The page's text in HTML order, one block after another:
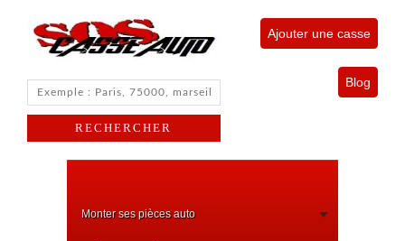
Ajouter une casse
Blog
Monter ses pièces auto